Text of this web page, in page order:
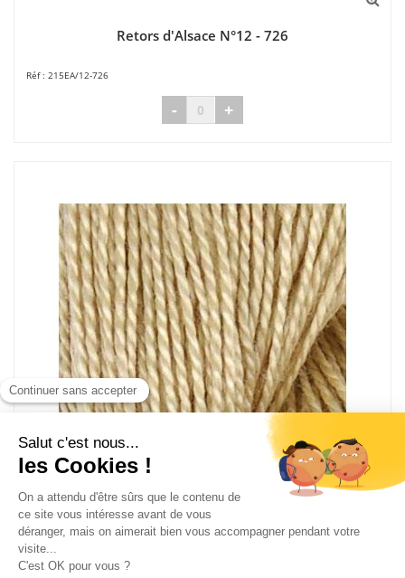
Retors d'Alsace N°12 - 726
215EA/12-726
- +